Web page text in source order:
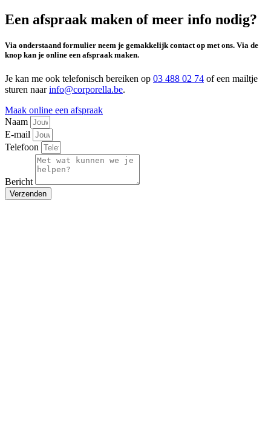
Een afspraak maken of meer info nodig?
Via onderstaand formulier neem je gemakkelijk contact op met ons. Via de
knop kan je online een afspraak maken.
Je kan me ook telefonisch bereiken op 03 488 02 74 of een mailtje
sturen naarinfo@corporella.be.
Maak online een afspraak
Naam
E-mail
Telefoon
Bericht
Verzenden